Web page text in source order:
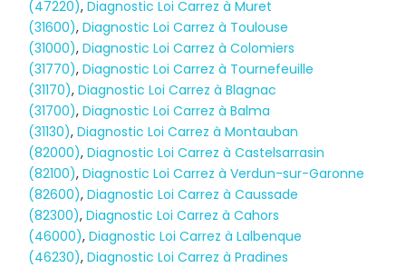
(47220),Diagnostic Loi Carrez à Muret
(31600),Diagnostic Loi Carrez à Toulouse
(31000),Diagnostic Loi Carrez à Colomiers
(31770),Diagnostic Loi Carrez à Tournefeuille
(31170),Diagnostic Loi Carrez à Blagnac
(31700),Diagnostic Loi Carrez à Balma
(31130),Diagnostic Loi Carrez à Montauban
(82000),Diagnostic Loi Carrez à Castelsarrasin
(82100),Diagnostic Loi Carrez à Verdun-sur-Garonne
(82600),Diagnostic Loi Carrez à Caussade
(82300),Diagnostic Loi Carrez à Cahors
(46000),Diagnostic Loi Carrez à Lalbenque
(46230),Diagnostic Loi Carrez à Pradines